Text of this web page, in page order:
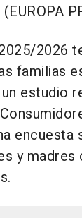
2026
familias
estudio
encuesta
y madres